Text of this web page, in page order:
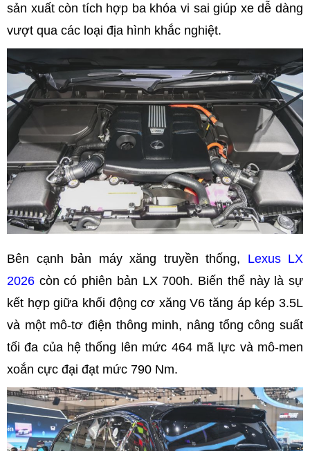
sản xuất còn tích hợp ba khóa vi sai giúp xe dễ dàng
vượt qua các loại địa hình khắc nghiệt.
Bên cạnh bản máy xăng truyền thống, Lexus LX
2026 còn có phiên bản LX 700h. Biến thể này là sự
kết hợp giữa khối động cơ xăng V6 tăng áp kép 3.5L
và một mô-tơ điện thông minh, nâng tổng công suất
tối đa của hệ thống lên mức 464 mã lực và mô-men
xoắn cực đại đạt mức 790 Nm.